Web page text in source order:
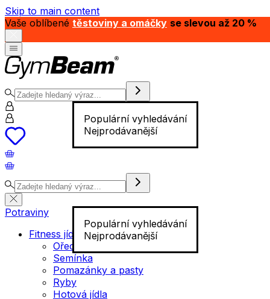
Skip to main content
Vaše oblíbené těstoviny a omáčky se slevou až 20 %
Populární vyhledávání
Nejprodávanější
Populární vyhledávání
Nejprodávanější
Potraviny
Fitness jídlo
Ořechy
Semínka
Pomazánky a pasty
Ryby
Hotová jídla